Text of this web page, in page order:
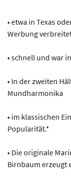
• etwa in Texas
Werbung
• schnell und war
• In der zweiten
Mundharmonika
• im klassischen
Popularität.*
• Die originale
Birnbaum erzeugt